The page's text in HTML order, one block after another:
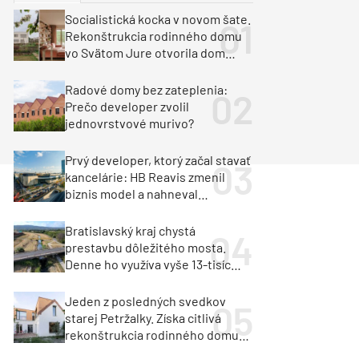
Klimatizácia a vetranie
Milan Murcka
Socialistická kocka v novom šate.
Rekonštrukcia rodinného domu
vo Svätom Jure otvorila dom
Radové domy bez zateplenia:
Prečo developer zvolil
jednovrstvové murivo?
Prvý developer, ktorý začal stavať
kancelárie: HB Reavis zmenil
biznis model a nahneval
Bratislavský kraj chystá
prestavbu dôležitého mosta.
Denne ho využíva vyše 13-tisíc
Jeden z posledných svedkov
starej Petržalky. Získa citlivá
rekonštrukcia rodinného domu